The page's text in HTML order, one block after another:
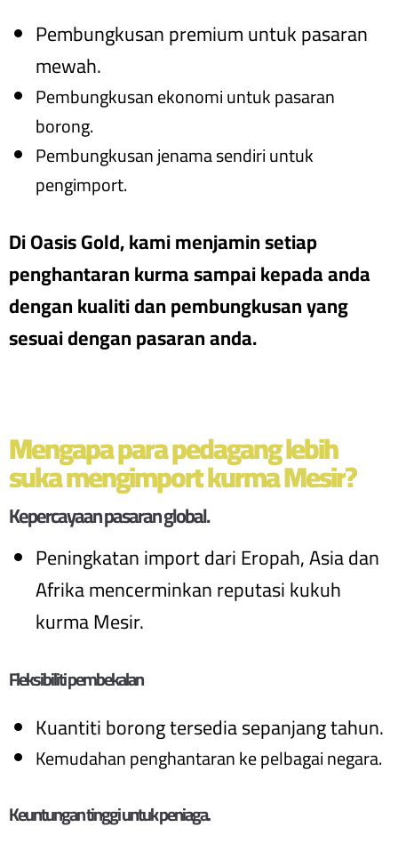
Pembungkusan premium untuk pasaran
mewah.
Pembungkusan ekonomi untuk pasaran
borong.
Pembungkusan jenama sendiri untuk
pengimport.
Di Oasis Gold, kami menjamin setiap
penghantaran kurma sampai kepada anda
dengan kualiti dan pembungkusan yang
sesuai dengan pasaran anda.
Mengapa para pedagang lebih
suka mengimport kurma Mesir?
Kepercayaan pasaran global.
Peningkatan import dari Eropah, Asia dan
Afrika mencerminkan reputasi kukuh
kurma Mesir.
Fleksibiliti pembekalan
Kuantiti borong tersedia sepanjang tahun.
Kemudahan penghantaran ke pelbagai negara.
Keuntungan tinggi untuk peniaga.